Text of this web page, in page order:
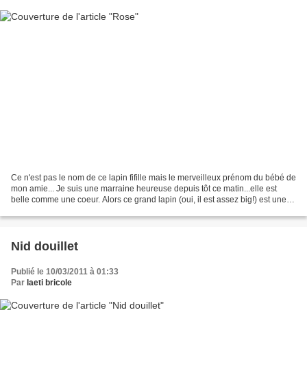
Ce n'est pas le nom de ce lapin fifille mais le merveilleux prénom du bébé de
mon amie... Je suis une marraine heureuse depuis tôt ce matin...elle est
belle comme une coeur. Alors ce grand lapin (oui, il est assez big!) est une
Nid douillet
Publié le 10/03/2011 à 01:33
Par laeti bricole